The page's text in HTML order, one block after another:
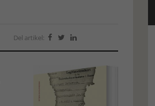
Del artikel:   